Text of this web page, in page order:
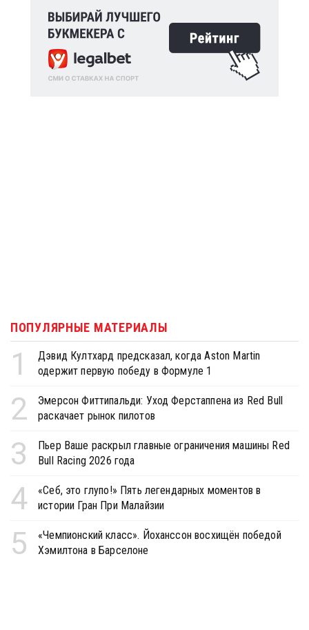
ПОПУЛЯРНЫЕ МАТЕРИАЛЫ
1
Дэвид Култхард предсказал, когда Aston Martin
одержит первую победу в Формуле 1
2
Эмерсон Фиттипальди: Уход Ферстаппена из Red Bull
раскачает рынок пилотов
3
Пьер Ваше раскрыл главные ограничения машины Red
Bull Racing 2026 года
4
«Себ, это глупо!» Пять легендарных моментов в
истории Гран При Малайзии
5
«Чемпионский класс». Йоханссон восхищён победой
Хэмилтона в Барселоне